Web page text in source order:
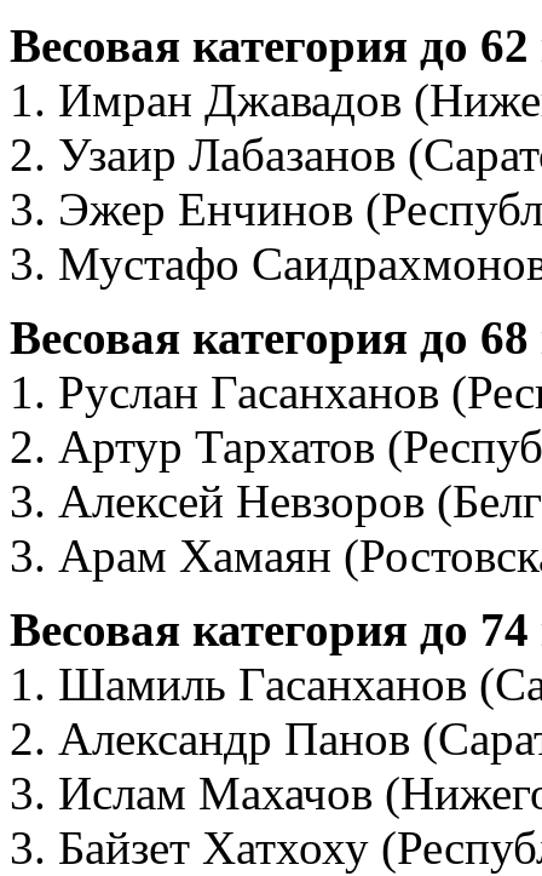
Весовая категория до 62
1. Имран Джавадов
2. Узаир Лабазанов
3. Эжер Енчинов
3. Мустафо
Весовая категория до 68
1. Руслан Гасанханов
2. Артур Тархатов
3. Алексей Невзоров
3. Арам Хамаян
Весовая категория до 74
1. Шамиль Гасанханов
2. Александр Панов
3. Ислам Махачов
3. Байзет Хатхоху